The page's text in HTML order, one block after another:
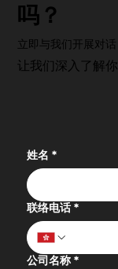
让我们深入了解
吗？
立即与我们开展对话
姓名 *
联络电话 *
公司名称 *